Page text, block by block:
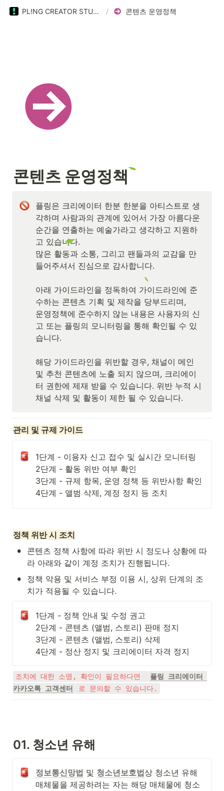
PL!NG CREATOR STUDIO GUIDE / 콘텐츠 운영정책
콘텐츠 운영정책
플링은 크리에이터 한분 한분을 아티스트로 생
각하며 사람과의 관계에 있어서 가장 아름다운
순간을 연출하는 예술가라고 생각하고 지원하
고 있습니다.
많은 활동과 소통, 그리고 팬들과의 교감을 만
들어주셔서 진심으로 감사합니다.
아래 가이드라인을 정독하여 가이드라인에 준
수하는 콘텐츠 기획 및 제작을 당부드리며,
운영정책에 준수하지 않는 내용은 사용자의 신
고 또는 플링의 모니터링을 통해 확인될 수 있
습니다.
해당 가이드라인을 위반할 경우, 채널이 메인
및 추천 콘텐츠에 노출 되지 않으며, 크리에이
터 권한에 제재 받을 수 있습니다. 위반 누적 시
채널 삭제 및 활동이 제한 될 수 있습니다.
관리 및 규제 가이드
1단계 - 이용자 신고 접수 및 실시간 모니터링
2단계 - 활동 위반 여부 확인
3단계 - 규제 항목, 운영 정책 등 위반사항 확인
4단계 - 앨범 삭제, 계정 정지 등 조치
정책 위반 시 조치
•
콘텐츠 정책 사항에 따라 위반 시 정도나 상황에 따
라 아래와 같이 계정 조치가 진행됩니다.
•
정책 악용 및 서비스 부정 이용 시, 상위 단계의 조
치가 적용될 수 있습니다.
1단계 - 정책 안내 및 수정 권고
2단계 - 콘텐츠 (앨범, 스토리) 판매 정지
3단계 - 콘텐츠 (앨범, 스토리) 삭제
4단계 - 정산 정지 및 크리에이터 자격 정지
조치에 대한 소명, 확인이 필요하다면
플링 크리에이터
카카오톡 고객센터
로 문의할 수 있습니다.
01. 청소년 유해
정보통신망법 및 청소년보호법상 청소년 유해
매체물을 제공하려는 자는 해당 매체물에 청소